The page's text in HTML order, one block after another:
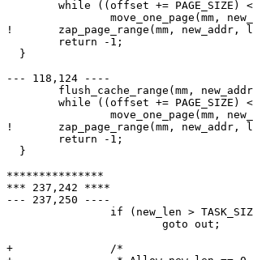
while ((offset += PAGE_SIZE)
move_one_page(mm,
!       zap_page_range(mm, new_addr,
        return -1;
  }
--- 118,124 ----
flush_cache_range(mm,
while ((offset += PAGE_SIZE)
move_one_page(mm,
!       zap_page_range(mm, new_addr,
        return -1;
  }
***************
*** 237,242 ****
--- 237,250 ----
if (new_len >
                        goto out;
+               /*